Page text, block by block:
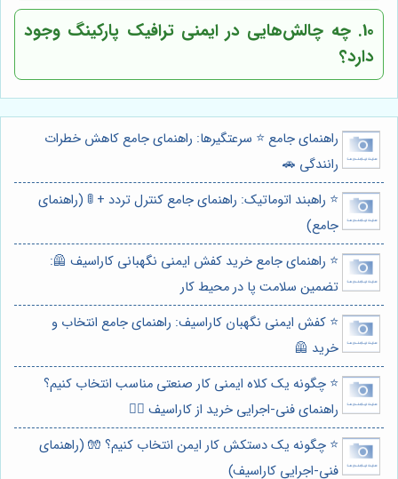
10. چه چالش‌هایی در ایمنی ترافیک پارکینگ وجود
دارد؟
راهنمای جامع ⭐️ سرعتگیرها: راهنمای جامع کاهش خطرات
رانندگی 🚗
⭐️ راهبند اتوماتیک: راهنمای جامع کنترل تردد + 🚦 (راهنمای
جامع)
⭐️ راهنمای جامع خرید کفش ایمنی نگهبانی کاراسیف 🦺:
تضمین سلامت پا در محیط کار
⭐️ کفش ایمنی نگهبان کاراسیف: راهنمای جامع انتخاب و
خرید 🦺
⭐️ چگونه یک کلاه ایمنی کار صنعتی مناسب انتخاب کنیم؟
راهنمای فنی-اجرایی خرید از کاراسیف 👷‍♂️
⭐️ چگونه یک دستکش کار ایمن انتخاب کنیم؟ 🧤 (راهنمای
فنی-اجرایی کاراسیف)